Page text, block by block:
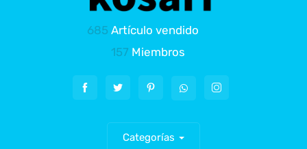
685 Artículo vendido
157 Miembros
Categorías